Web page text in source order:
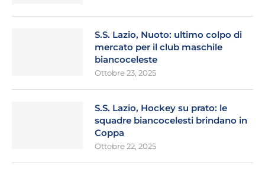
S.S. Lazio, Nuoto: ultimo colpo di
mercato per il club maschile
biancoceleste
Ottobre 23, 2025
S.S. Lazio, Hockey su prato: le
squadre biancocelesti brindano in
Coppa
Ottobre 22, 2025